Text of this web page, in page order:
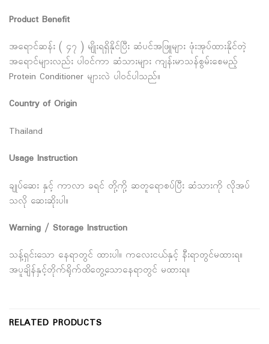
Product Benefit
အရောင်ဆန်း ( ၄၇ ) မျိုးရရှိနိုင်ပြီး ဆံပင်အဖြူများ ဖုံးအုပ်ထားနိုင်တဲ့
အရောင်များလည်း ပါဝင်ကာ ဆံသားများ ကျန်းမာသန်စွမ်းစေမည့်
Protein Conditioner များလဲ ပါဝင်ပါသည်။
Country of Origin
Thailand
Usage Instruction
ချုပ်ဆေး နှင့် ကာလာ ခရင် တို့ကို့ ဆတူရောစပ်ပြီး ဆံသားကို လိုအပ်
သလို ဆေးဆိုးပါ။
Warning / Storage Instruction
သန့်ရှင်းသော နေရာတွင် ထားပါ။ ကလေးငယ်နှင့်‌ နီးရာတွင်မထားရ။
အပူချိန်နှင့်တိုက်ရိုက်ထိတွေ့သောနေရာတွင် မထားရ။
RELATED PRODUCTS